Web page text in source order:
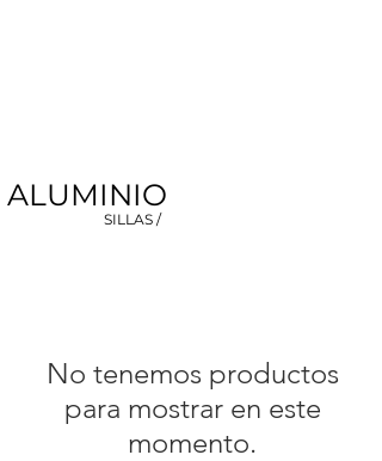
ALUMINIO
SILLAS /
No tenemos productos
para mostrar en este
momento.